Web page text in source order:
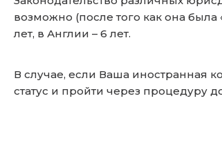
возможно (после того как она
лет, в Англии – 6 лет.
В случае, если Ваша иностранная
статус и пройти через процедуру